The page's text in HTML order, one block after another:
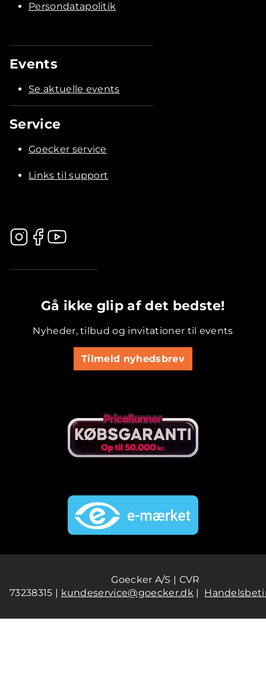
Persondatapolitik
Events
Se aktuelle events
Service
Goecker service
Links til support
Gå ikke glip af det bedste!
Nyheder, tilbud og invitationer til events
Tilmeld nyhedsbrev
Goecker A/S | CVR
73238315 | kundeservice@goecker.dk |